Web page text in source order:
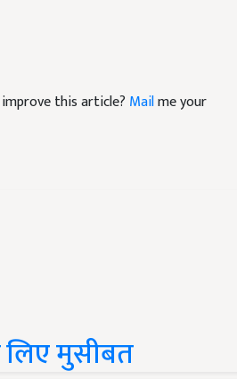
this article? Mailme your
मुसीबत